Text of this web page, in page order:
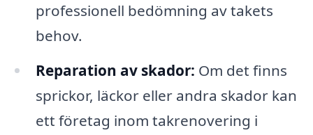
professionell bedömning av takets
behov.
Reparation av skador: Om det finns
sprickor, läckor eller andra skador kan
ett företag inom takrenovering i